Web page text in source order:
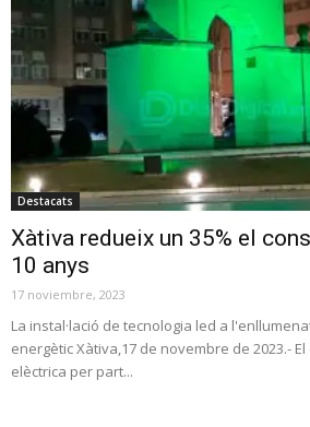
Destacats
Xàtiva redueix un 35% el
10 anys
17 noviembre, 2023
La instal·lació de tecnologia led a
energètic Xàtiva,17 de novembre de 2023.-
elèctrica per part...